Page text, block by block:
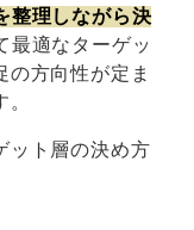
整理しながら決
最適なターゲッ
の方向性が定ま
ット層の決め方